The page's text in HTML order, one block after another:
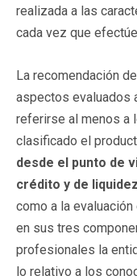
realizada a las
cada vez que
La recomendación
aspectos evaluados
referirse al menos a
clasificado el
desde el punto de
crédito y de
como a la
en sus tres
profesionales la
lo relativo a los